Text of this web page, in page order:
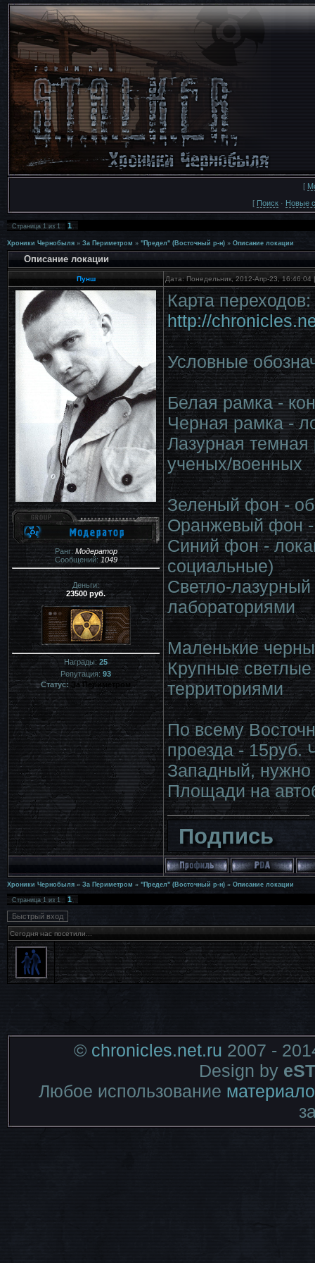
[
[ Поиск · Новые
Страница1из1 1
Хроники Чернобыля » За Периметром » "Предел" (Восточный р-н) » Описание локации
Описание локации
Пунш Дата: Понедельник, 2012-Апр-23,
Ранг: Модератор
Сообщений:1049
Деньги:
23500 руб.
Награды: 25
Репутация: 93
Статус: За Периметром
Карта переходов:
http://
Условные
Белая рамка -
Черная рамка -
Лазурная темная
ученых/военных
Зеленый фон -
Оранжевый фон -
Синий фон -
социальные)
Светло-
лабораториями
Маленькие
Крупные
территориями
По всему
проезда - 15руб.
Западный, нужно
Площади на
Подпись
Хроники Чернобыля » За Периметром » "Предел" (Восточный р-н) » Описание локации
Страница1из1 1
Сегодня нас посетили...
© chronicles.net.ru 2007 -
Design by
Любое использование